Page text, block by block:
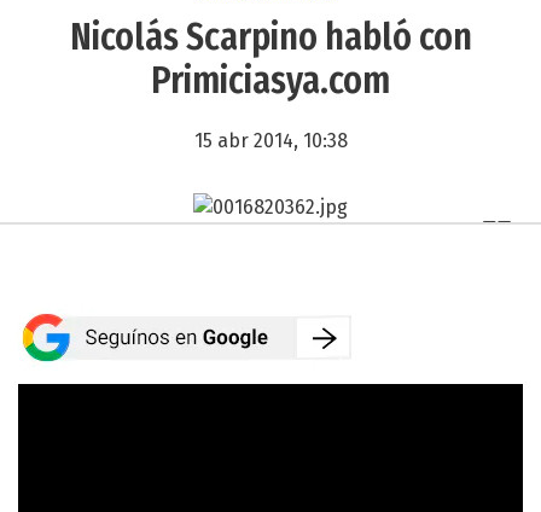
Nicolás Scarpino habló con
Primiciasya.com
15 abr 2014, 10:38